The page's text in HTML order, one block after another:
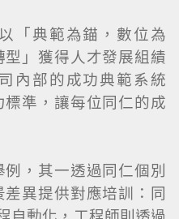
「典範為錨，數位為
」獲得人才發展組績
內部的成功典範系統
準，讓每位同仁的成
，其一透過同仁個別
異提供對應培訓：同